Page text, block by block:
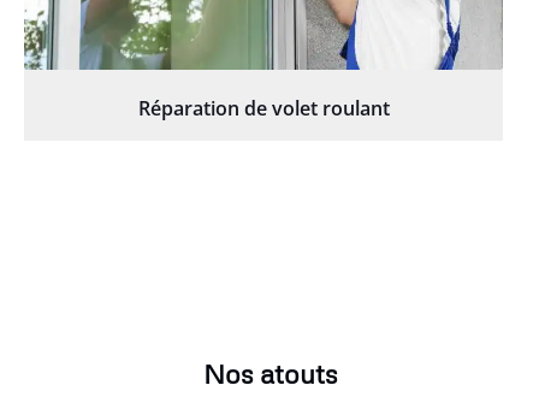
Réparation de volet roulant
Nos atouts